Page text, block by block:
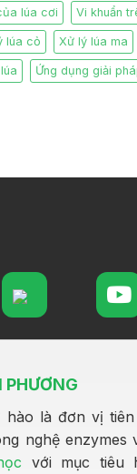
lúa cơi Vi khuẩn
lúa cỏ Xử lý lúa ma
Ứng dụng giải
hào là đơn vị
nghệ enzymes
với mục tiêu